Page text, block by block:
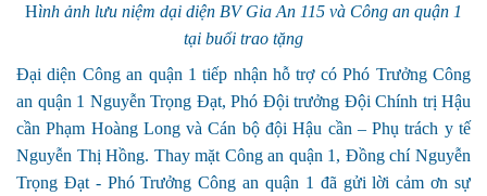
Hình ảnh lưu niệm dại diện BV Gia An 115 và Công an quận 1
tại buổi trao tặng
Đại diện Công an quận 1 tiếp nhận hỗ trợ có Phó Trưởng Công
an quận 1 Nguyễn Trọng Đạt, Phó Đội trưởng Đội Chính trị Hậu
cần Phạm Hoàng Long và Cán bộ đội Hậu cần – Phụ trách y tế
Nguyễn Thị Hồng. Thay mặt Công an quận 1, Đồng chí Nguyễn
Trọng Đạt - Phó Trưởng Công an quận 1 đã gửi lời cảm ơn sự